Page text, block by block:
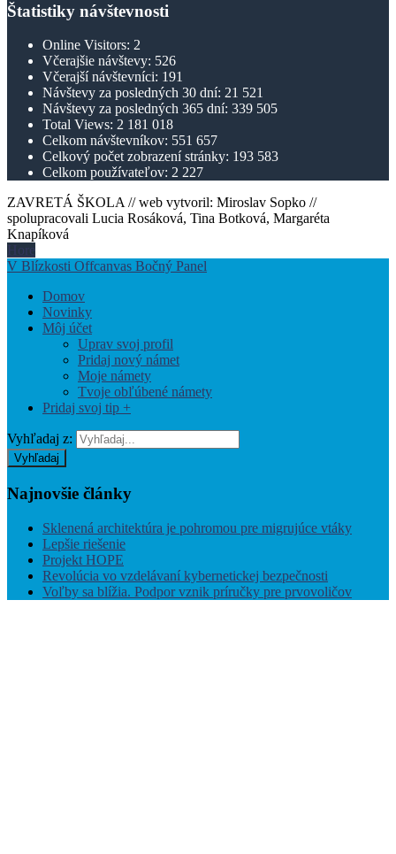
Štatistiky návštevnosti
Online Visitors: 2
Včerajšie návštevy: 526
Včerajší návštevníci: 191
Návštevy za posledných 30 dní: 21 521
Návštevy za posledných 365 dní: 339 505
Total Views: 2 181 018
Celkom návštevníkov: 551 657
Celkový počet zobrazení stránky: 193 583
Celkom používateľov: 2 227
ZAVRETÁ ŠKOLA // web vytvoril: Miroslav Sopko //
spolupracovali Lucia Rosáková, Tina Botková, Margaréta
Knapíková
Hore
V Blízkosti Offcanvas Bočný Panel
Domov
Novinky
Môj účet
Uprav svoj profil
Pridaj nový námet
Moje námety
Tvoje obľúbené námety
Pridaj svoj tip +
Vyhľadaj z:
Vyhľadaj
Najnovšie články
Sklenená architektúra je pohromou pre migrujúce vtáky
Lepšie riešenie
Projekt HOPE
Revolúcia vo vzdelávaní kybernetickej bezpečnosti
Voľby sa blížia. Podpor vznik príručky pre prvovoličov